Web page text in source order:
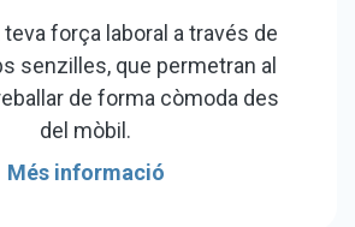
teva força laboral a través de
senzilles, que permetran al
de forma còmoda des
del mòbil.
Més informació